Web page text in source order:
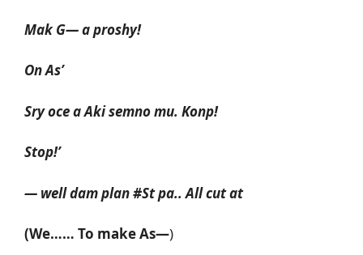
Mak G— a proshy!
On As’
Sry oce a Aki semno mu. Konp!
Stop!’
— well dam plan #St pa.. All cut at
(We…… To make As—)